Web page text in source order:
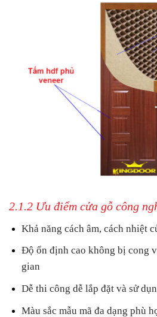
2.1.2 Ưu điểm cửa gỗ công
Khả năng cách âm, cách nhiệt
Độ ổn định cao không bị cong
gian
Dễ thi công dễ lắp đặt và sử
Màu sắc mẫu mã đa dạng phù